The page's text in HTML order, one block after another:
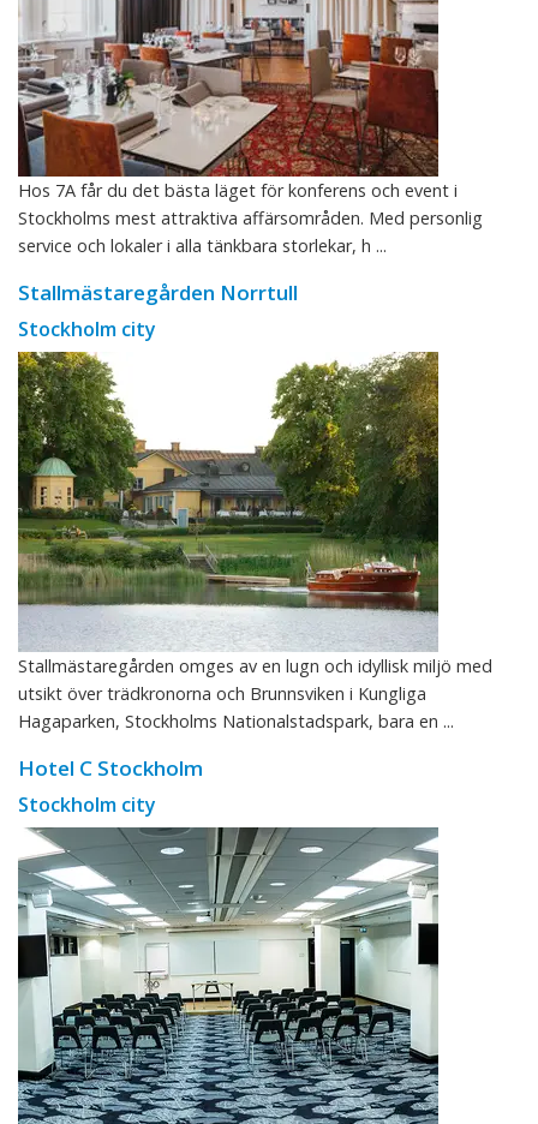
Hos 7A får du det bästa läget för konferens och event i
Stockholms mest attraktiva affärsområden. Med personlig
service och lokaler i alla tänkbara storlekar, h ...
Stallmästaregården Norrtull
Stockholm city
Stallmästaregården omges av en lugn och idyllisk miljö med
utsikt över trädkronorna och Brunnsviken i Kungliga
Hagaparken, Stockholms Nationalstadspark, bara en ...
Hotel C Stockholm
Stockholm city